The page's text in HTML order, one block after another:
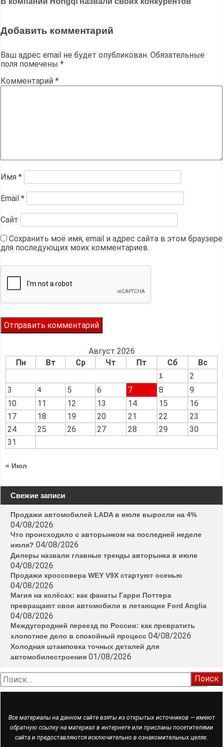
Добавить комментарий
Ваш адрес email не будет опубликован. Обязательные
поля помечены *
Комментарий *
Имя *
Email *
Сайт
Сохранить моё имя, email и адрес сайта в этом браузере
для последующих моих комментариев.
Август 2026
Пн
Вт Ср Чт Пт Сб Вс
1
2
3
4 5 6 7 8
9
10
11 12 13 14 15
16
17
18 19 20 21 22
23
24
25 26 27 28 29
30
31
« Июл
Свежие записи
Продажи автомобилей LADA в июле выросли на 4%
04/08/2026
Что происходило с авторынком на последней неделе
июля? 04/08/2026
Дилеры назвали главные тренды авторынка в июле
04/08/2026
Продажи кроссовера WEY V9X стартуют осенью
04/08/2026
Магия на колёсах: как фанаты Гарри Поттера
превращают свои автомобили в летающие Ford Anglia
04/08/2026
Междугородний переезд по России: как превратить
хлопотное дело в спокойный процесс 04/08/2026
Холодная штамповка точных деталей для
автомобилестроения 01/08/2026
Найти:
Все материалы на данном сайте взяты из открытых источников — имеют
обратную ссылку на материал в интернете или присланы посетителями
сайта и предоставляются исключительно в ознакомительных целях.